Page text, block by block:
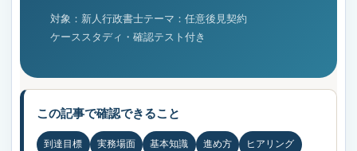
対象：新人行政書士テーマ：任意後見契約
ケーススタディ・確認テスト付き
この記事で確認できること
到達目標 実務場面 基本知識 進め方 ヒアリング